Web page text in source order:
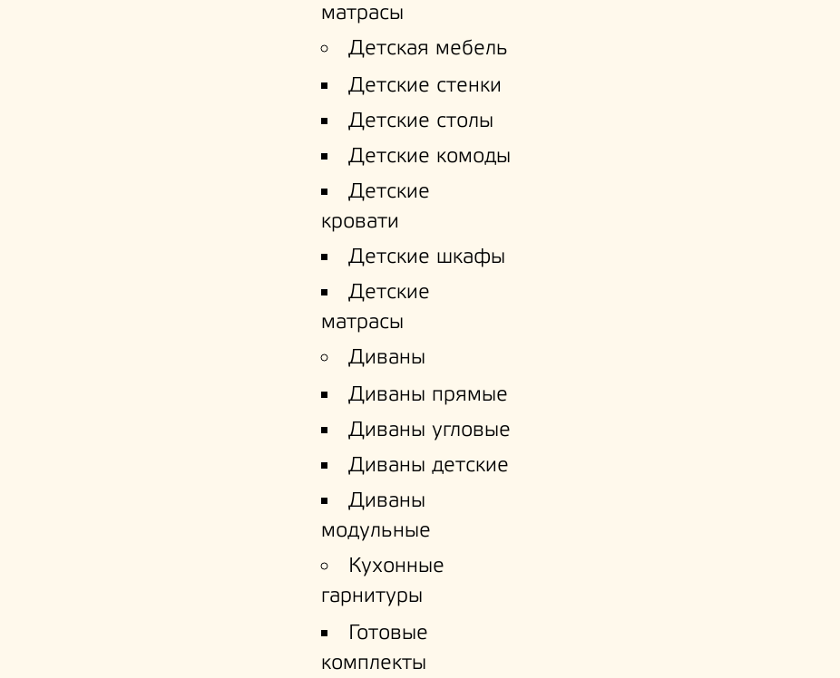
матрасы
Детская мебель
Детские стенки
Детские столы
Детские комоды
Детские
кровати
Детские шкафы
Детские
матрасы
Диваны
Диваны прямые
Диваны угловые
Диваны детские
Диваны
модульные
Кухонные
гарнитуры
Готовые
комплекты